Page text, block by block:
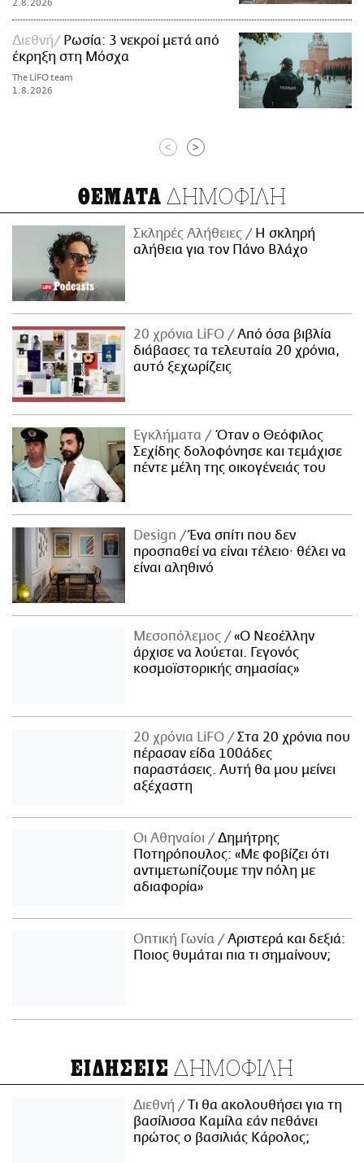
2.8.2026
Διεθνή
Ρωσία: 3 νεκροί μετά από
έκρηξη στη Μόσχα
The LiFO team
1.8.2026
< >
ΘΕΜΑΤΑ ΔΗΜΟΦΙΛΗ
Σκληρές Αλήθειες
H σκληρή
αλήθεια για τον Πάνο Βλάχο
20 χρόνια LiFO
Από όσα βιβλία
διάβασες τα τελευταία 20 χρόνια,
αυτό ξεχωρίζεις
Εγκλήματα
Όταν ο Θεόφιλος
Σεχίδης δολοφόνησε και τεμάχισε
πέντε μέλη της οικογένειάς του
Design
Ένα σπίτι που δεν
προσπαθεί να είναι τέλειο· θέλει να
είναι αληθινό
Μεσοπόλεμος
«Ο Νεοέλλην
άρχισε να λούεται. Γεγονός
κοσμοϊστορικής σημασίας»
20 χρόνια LiFO
Στα 20 χρόνια που
πέρασαν είδα 100άδες
παραστάσεις. Αυτή θα μου μείνει
αξέχαστη
Οι Αθηναίοι
Δημήτρης
Ποτηρόπουλος: «Με φοβίζει ότι
αντιμετωπίζουμε την πόλη με
αδιαφορία»
Οπτική Γωνία
Αριστερά και δεξιά:
Ποιος θυμάται πια τι σημαίνουν;
ΕΙΔΗΣΕΙΣ ΔΗΜΟΦΙΛΗ
Διεθνή
Τι θα ακολουθήσει για τη
βασίλισσα Καμίλα εάν πεθάνει
πρώτος ο βασιλιάς Κάρολος;